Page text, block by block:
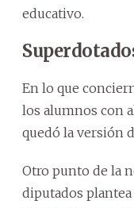
educativo.
En lo que
los alumnos con
quedó la versión
Otro punto de la
diputados